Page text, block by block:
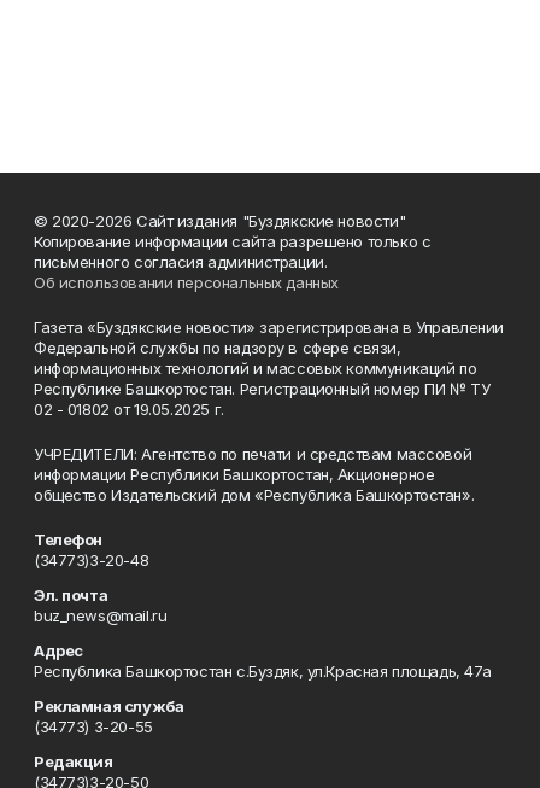
© 2020-2026 Сайт издания "Буздякские новости"
Копирование информации сайта разрешено только с
письменного согласия администрации.
Об использовании персональных данных
Газета «Буздякские новости» зарегистрирована в Управлении
Федеральной службы по надзору в сфере связи,
информационных технологий и массовых коммуникаций по
Республике Башкортостан. Регистрационный номер ПИ № ТУ
02 - 01802 от 19.05.2025 г.
УЧРЕДИТЕЛИ: Агентство по печати и средствам массовой
информации Республики Башкортостан, Акционерное
общество Издательский дом «Республика Башкортостан».
Телефон
(34773)3-20-48
Эл. почта
buz_news@mail.ru
Адрес
Республика Башкортостан с.Буздяк, ул.Красная площадь, 47а
Рекламная служба
(34773) 3-20-55
Редакция
(34773)3-20-50